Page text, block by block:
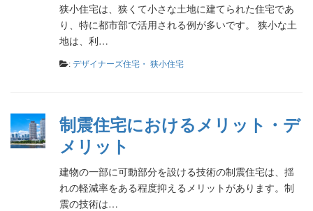
狭小住宅は、狭くて小さな土地に建てられた住宅であ
り、特に都市部で活用される例が多いです。 狭小な土
地は、利…
: デザイナーズ住宅・ 狭小住宅
制震住宅におけるメリット・デ
メリット
建物の一部に可動部分を設ける技術の制震住宅は、揺
れの軽減率をある程度抑えるメリットがあります。制
震の技術は…